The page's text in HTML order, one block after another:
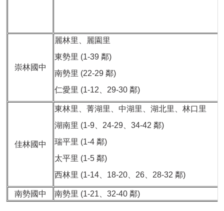
崇林國中
麗林里、麗園里
東勢里 (1-39 鄰)
南勢里 (22-29 鄰)
仁愛里 (1-12、29-30 鄰)
佳林國中
東林里、菁湖里、中湖里、湖北里、林口里
湖南里 (1-9、24-29、34-42 鄰)
瑞平里 (1-4 鄰)
太平里 (1-5 鄰)
西林里 (1-14、18-20、26、28-32 鄰)
南勢國中 南勢里 (1-21、32-40 鄰)